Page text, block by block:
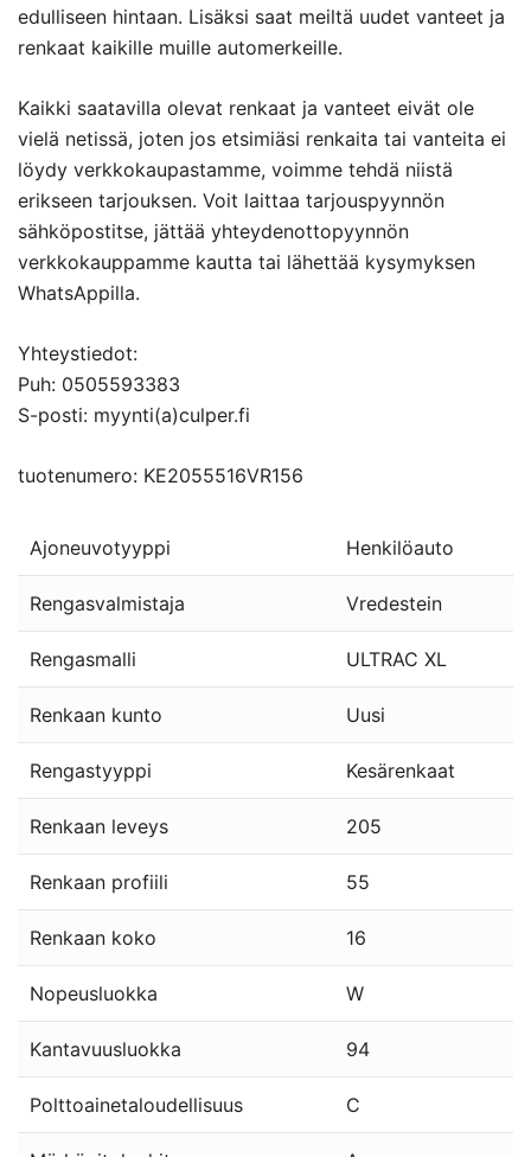
edulliseen hintaan. Lisäksi saat meiltä uudet vanteet ja
renkaat kaikille muille automerkeille.
Kaikki saatavilla olevat renkaat ja vanteet eivät ole
vielä netissä, joten jos etsimiäsi renkaita tai vanteita ei
löydy verkkokaupastamme, voimme tehdä niistä
erikseen tarjouksen. Voit laittaa tarjouspyynnön
sähköpostitse, jättää yhteydenottopyynnön
verkkokauppamme kautta tai lähettää kysymyksen
WhatsAppilla.
Yhteystiedot:
Puh: 0505593383
S-posti: myynti(a)culper.fi
tuotenumero: KE2055516VR156
Ajoneuvotyyppi Henkilöauto
Rengasvalmistaja Vredestein
Rengasmalli ULTRAC XL
Renkaan kunto Uusi
Rengastyyppi Kesärenkaat
Renkaan leveys 205
Renkaan profiili 55
Renkaan koko 16
Nopeusluokka W
Kantavuusluokka 94
Polttoainetaloudellisuus C